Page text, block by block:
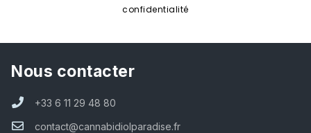
confidentialité
Nous contacter
+33 6 11 29 48 80
contact@cannabidiolparadise.fr